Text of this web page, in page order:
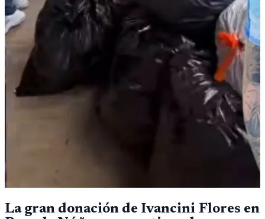
La gran donación de Ivancini Flores en